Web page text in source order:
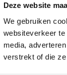
Deze website
We gebruiken
websiteverkeer
media,
verstrekt of die